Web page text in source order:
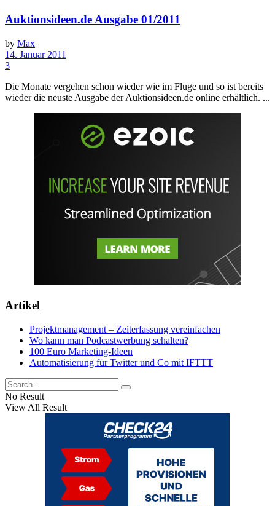
Auktionsideen.de Ausgabe 01/2011
by Max
14. Januar 2011
3
Die Monate vergehen schon wieder wie im Fluge und so ist bereits
wieder die neuste Ausgabe der Auktionsideen.de online erhältlich. ...
Artikel
Projektmanagement – Zeiterfassung vereinfachen
Wo kann man Podcastwerbung schalten?
100 Euro Marketing-Ideen
Automatisierung für Twitter und Co mit IFTTT
No Result
View All Result